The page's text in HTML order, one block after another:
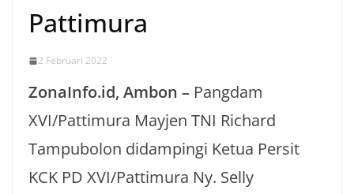
Pattimura
2 Februari 2022
ZonaInfo.id, Ambon – Pangdam
XVI/Pattimura Mayjen TNI Richard
Tampubolon didampingi Ketua Persit
KCK PD XVI/Pattimura Ny. Selly